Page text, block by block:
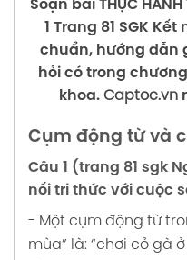
6 tập 1 Trang 102
Soạn bài CÂY TRE
Trang 104 105 106
tập 1 Trang 108 SGK
Soạn bài TẬP LÀM
thức
Soạn bài HANG ÉN
125 126 127 128 SGK
Soạn bài THỰC
tập 1 Trang 129 SGK
Soạn bài CỬU LONG
6 tập 1 Trang 130 131
Soạn bài CHIA SẺ
EM SỐNG HOẶC
Trang 137 138 SGK
Soạn bài THỰC
1 Trang 81 SGK
chuẩn, hướng dẫn
hỏi có trong
khoa. Captoc.vn
Cụm động từ và
Câu 1 (trang 81 sgk
nối tri thức với cuộc
- Một cụm động từ
mùa” là: “chơi cỏ gà